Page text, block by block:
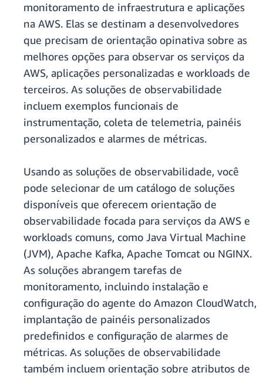
monitoramento de infraestrutura e aplicações
na AWS. Elas se destinam a desenvolvedores
que precisam de orientação opinativa sobre as
melhores opções para observar os serviços da
AWS, aplicações personalizadas e workloads de
terceiros. As soluções de observabilidade
incluem exemplos funcionais de
instrumentação, coleta de telemetria, painéis
personalizados e alarmes de métricas.
Usando as soluções de observabilidade, você
pode selecionar de um catálogo de soluções
disponíveis que oferecem orientação de
observabilidade focada para serviços da AWS e
workloads comuns, como Java Virtual Machine
(JVM), Apache Kafka, Apache Tomcat ou NGINX.
As soluções abrangem tarefas de
monitoramento, incluindo instalação e
configuração do agente do Amazon CloudWatch,
implantação de painéis personalizados
predefinidos e configuração de alarmes de
métricas. As soluções de observabilidade
também incluem orientação sobre atributos de